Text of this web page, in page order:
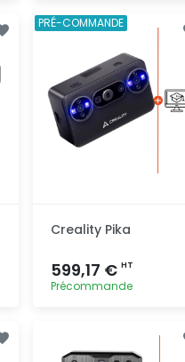
rapide
Creality Pika
599,17 € HT
Précommande
PRÉ-COMMANDE